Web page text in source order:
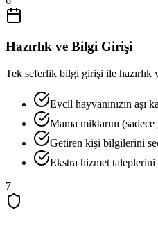
Hazırlık ve Bilgi Girişi
Tek seferlik bilgi girişi ile hazırlık
Evcil hayvanınızın aşı
Mama miktarını
Getiren kişi bilgilerini
Ekstra hizmet
7